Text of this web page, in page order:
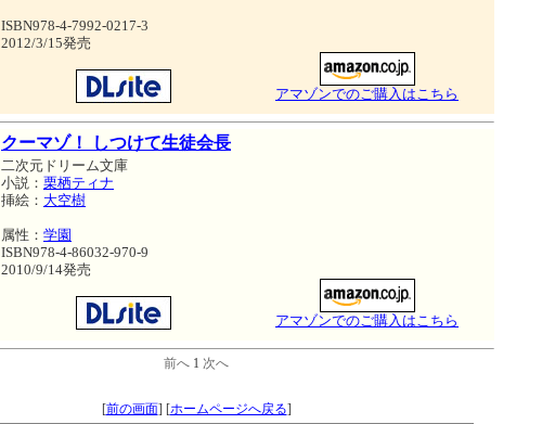
ISBN978-4-7992-0217-3
2012/3/15発売
アマゾンでのご購入はこちら
クーマゾ！ しつけて生徒会長
二次元ドリーム文庫
小説： 栗栖ティナ
挿絵： 大空樹
属性： 学園
ISBN978-4-86032-970-9
2010/9/14発売
アマゾンでのご購入はこちら
前へ 1 次へ
[前の画面] [ホームページへ戻る]